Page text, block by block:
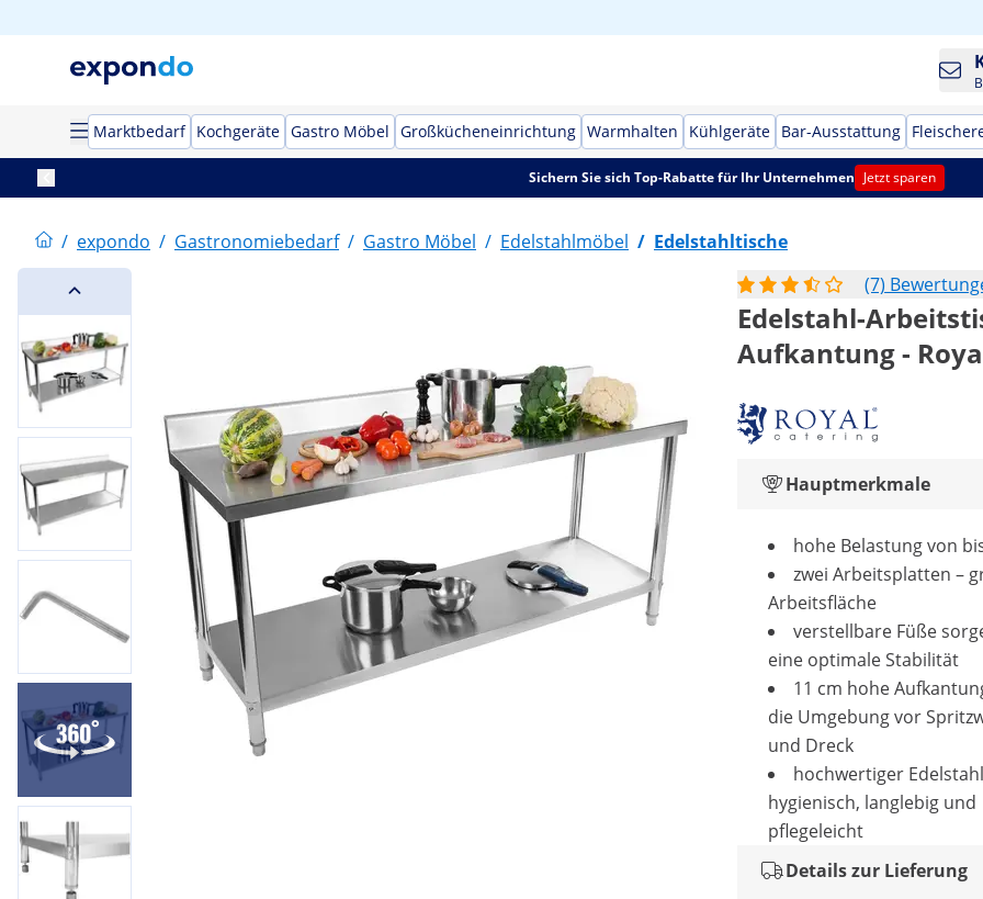
Marktbedarf Kochgeräte Gastro Möbel Großkücheneinrichtung Warmhalten Kühlgeräte Bar-Ausstattung
Sichern Sie sich Top-Rabatte für Ihr Unternehmen Jetzt sparen
/ expondo / Gastronomiebedarf / Gastro Möbel / Edelstahlmöbel / Edelstahltische
(7)
Edelstahl-
Aufkantung -
Hauptmerkmale
hohe Belastung von
zwei Arbeitsplatten –
Arbeitsfläche
verstellbare Füße
eine optimale Stabilität
11 cm hohe
die Umgebung vor
und Dreck
hochwertiger
hygienisch, langlebig und
pflegeleicht
Details zur Lieferung